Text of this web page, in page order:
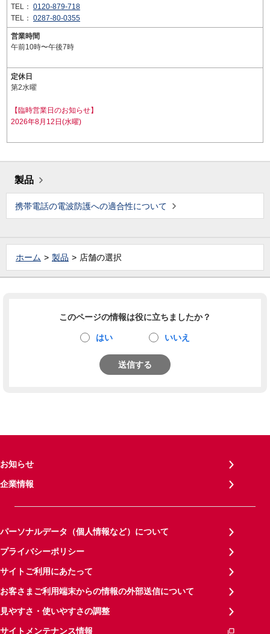
TEL： 0120-879-718
TEL： 0287-80-0355
営業時間
午前10時〜午後7時
定休日
第2水曜
【臨時営業日のお知らせ】
2026年8月12日(水曜)
製品
携帯電話の電波防護への適合性について
ホーム 製品 店舗の選択
このページの情報は役に立ちましたか？
はい いいえ
送信する
お知らせ
企業情報
パーソナルデータ（個人情報など）について
プライバシーポリシー
サイトご利用にあたって
お客さまご利用端末からの情報の外部送信について
見やすさ・使いやすさの調整
サイトメンテナンス情報